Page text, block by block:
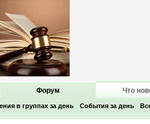
Форум Что
в группах за день События за день